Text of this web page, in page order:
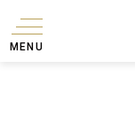
MENU